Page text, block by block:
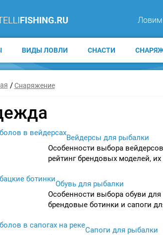
ВИДЫ ЛОВЛИ СНАСТИ
Снаряжение
Вейдерсы для рыбалки
Особенности выбора
рейтинг брендовых моделей,
Обувь для рыбалки
Особенности выбора обуви
брендовые ботинки и сапоги
Сапоги для рыбалки